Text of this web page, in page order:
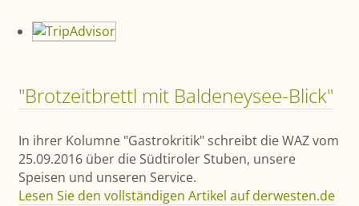
"Brotzeitbrettl mit Baldeneysee-Blick"
In ihrer Kolumne "Gastrokritik" schreibt die WAZ vom
25.09.2016 über die Südtiroler Stuben, unsere
Speisen und unseren Service.
Lesen Sie den vollständigen Artikel auf derwesten.de